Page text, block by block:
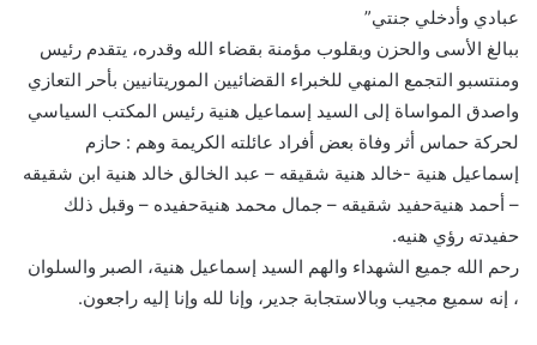
عبادي وأدخلي جنتي”
ببالغ الأسى والحزن وبقلوب مؤمنة بقضاء الله وقدره، يتقدم رئيس
ومنتسبو التجمع المنهي للخبراء القضائيين الموريتانيين بأحر التعازي
واصدق المواساة إلى السيد إسماعيل هنية رئيس المكتب السياسي
لحركة حماس أثر وفاة بعض أفراد عائلته الكريمة وهم : حازم
إسماعيل هنية -خالد هنية شقيقه – عبد الخالق خالد هنية ابن شقيقه
– أحمد هنيةحفيد شقيقه – جمال محمد هنيةحفيده – وقبل ذلك
حفيدته رؤي هنيه.
رحم الله جميع الشهداء والهم السيد إسماعيل هنية، الصبر والسلوان
، إنه سميع مجيب وبالاستجابة جدير، وإنا لله وإنا إليه راجعون.